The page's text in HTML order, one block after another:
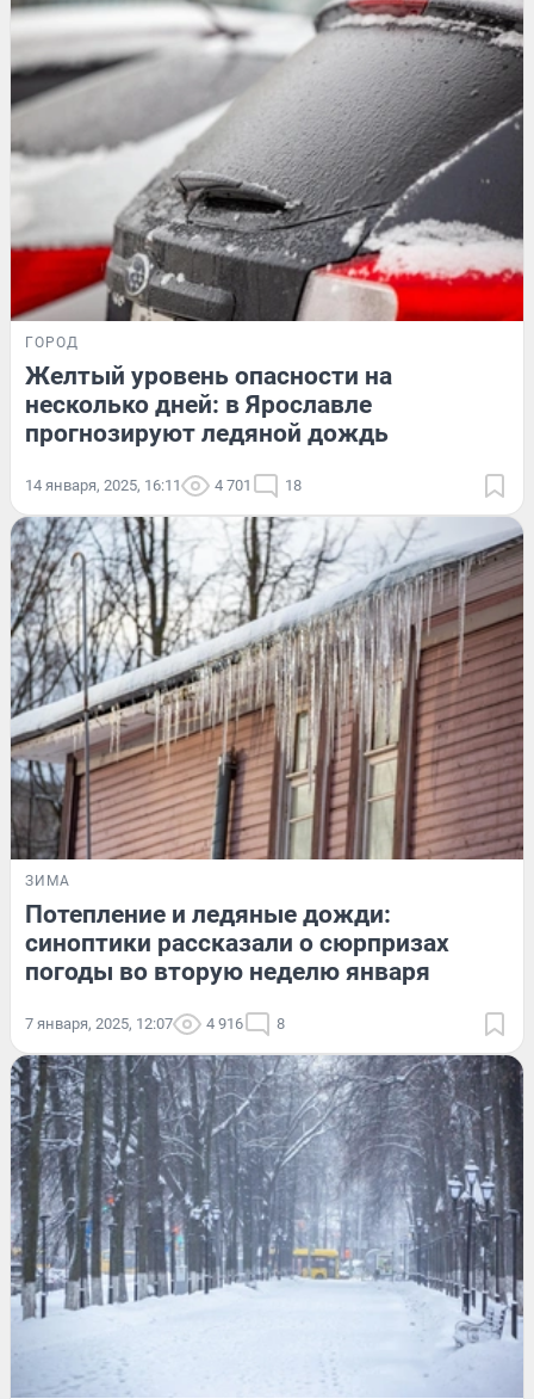
ГОРОД
Желтый уровень опасности на
несколько дней: в Ярославле
прогнозируют ледяной дождь
14 января, 2025, 16:11 4 701 18
ЗИМА
Потепление и ледяные дожди:
синоптики рассказали о сюрпризах
погоды во вторую неделю января
7 января, 2025, 12:07 4 916 8